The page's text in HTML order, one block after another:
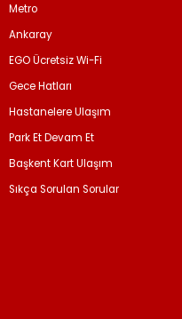
Metro
Ankaray
EGO Ücretsiz Wi-Fi
Gece Hatları
Hastanelere Ulaşım
Park Et Devam Et
Başkent Kart Ulaşım
Sıkça Sorulan Sorular